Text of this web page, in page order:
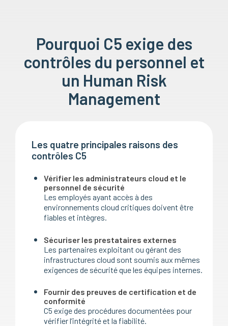
Pourquoi C5 exige des
contrôles du personnel et
un Human Risk
Management
Les quatre principales raisons des
contrôles C5
Vérifier les administrateurs cloud et le
personnel de sécurité
Les employés ayant accès à des
environnements cloud critiques doivent être
fiables et intègres.
Sécuriser les prestataires externes
Les partenaires exploitant ou gérant des
infrastructures cloud sont soumis aux mêmes
exigences de sécurité que les équipes internes.
Fournir des preuves de certification et de
conformité
C5 exige des procédures documentées pour
vérifier l’intégrité et la fiabilité.